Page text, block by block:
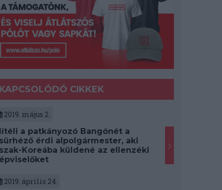
KAPCSOLÓDÓ CIKKEK
2019. május 2.
a patkányozó Bangónét a
érdi alpolgármester, aki
Koreába küldené az ellenzéki
2019. április 24.